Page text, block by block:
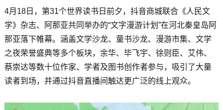
4月18日，第31个世界读书日前夕，抖音商城联合《人民文
学》杂志、阿那亚共同举办的“文字漫游计划”在河北秦皇岛阿
那亚落下帷幕。涵盖文学沙龙、童书沙龙、漫游市集、文学
之夜荣誉盛典等多个板块，余华、毕飞宇、徐则臣、艾伟、
蔡崇达等数十位作家、学者及图书创作者参与，吸引了大量
读者到场，并通过抖音直播间触达更广泛的线上观众。